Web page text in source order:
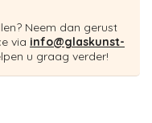
Neem dan gerust
via info@glaskunst-
u graag verder!